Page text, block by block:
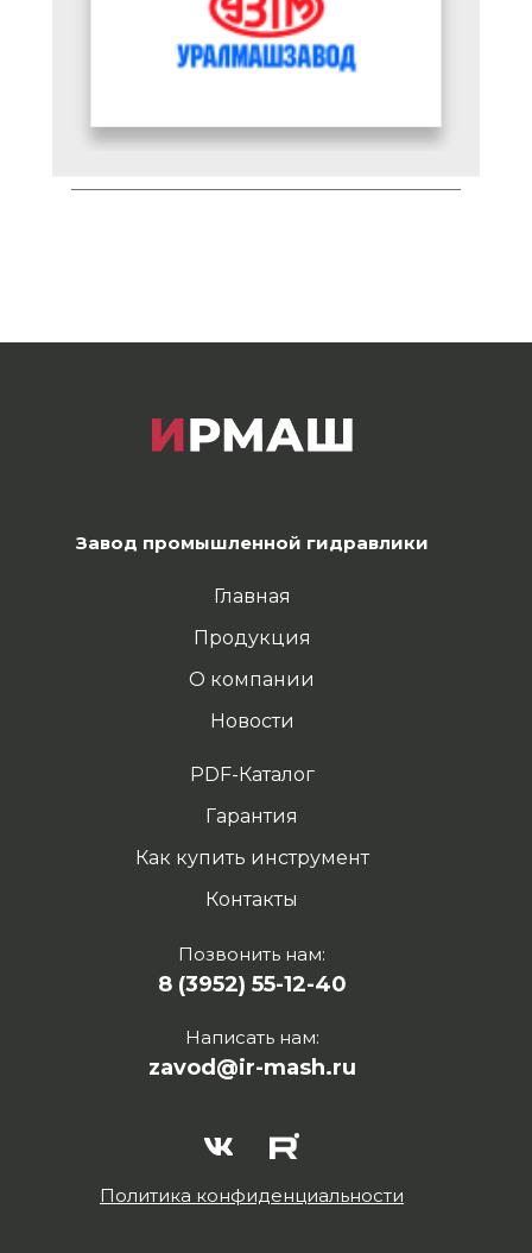
Завод промышленной гидравлики
Главная
Продукция
О компании
Новости
PDF-Каталог
Гарантия
Как купить инструмент
Контакты
Позвонить нам:
8 (3952) 55-12-40
Написать нам:
zavod@ir-mash.ru
Политика конфиденциальности